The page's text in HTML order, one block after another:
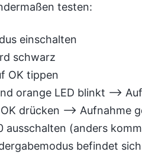
testen:
einschalten
schwarz
OK tippen
orange LED blinkt –>
drücken –> Aufnahme
ausschalten (anders
befindet